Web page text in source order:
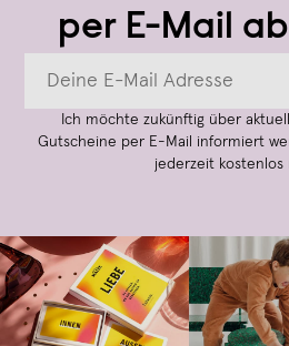
per E-Mail
Ich möchte zukünftig über
Gutscheine per E-Mail informiert
jederzeit kostenlos